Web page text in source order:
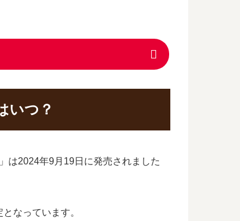
いつ？
は2024年9月19日に発売されました
なっています。